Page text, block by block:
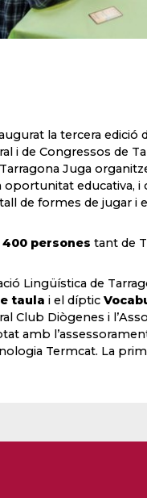
la tercera edició
i de Congressos de
Tarragona Juga
oportunitat educativa,
de formes de jugar i
400 persones tant de
Lingüística de
taula i el díptic
Club Diògenes i
amb
Termcat. La